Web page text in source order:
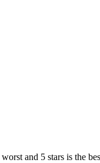
and 5 stars is the